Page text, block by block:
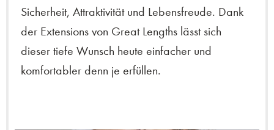
Sicherheit, Attraktivität und Lebensfreude. Dank
der Extensions von Great Lengths lässt sich
dieser tiefe Wunsch heute einfacher und
komfortabler denn je erfüllen.